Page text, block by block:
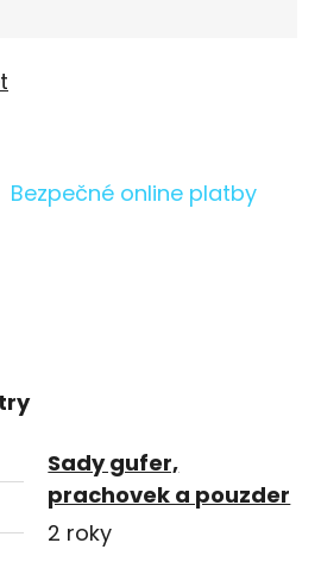
Bezpečné online platby
Sady gufer,
prachovek a pouzder
2 roky